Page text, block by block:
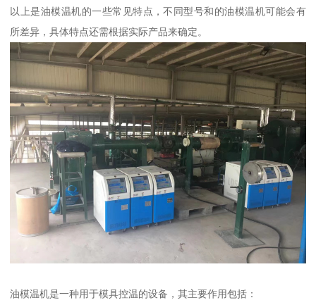
以上是油模温机的一些常见特点，不同型号和的油模温机可能会有
所差异，具体特点还需根据实际产品来确定。
油模温机是一种用于模具控温的设备，其主要作用包括：